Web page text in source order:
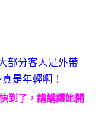
部分客人是外帶
是年輕啊！
到了，講講讓她開